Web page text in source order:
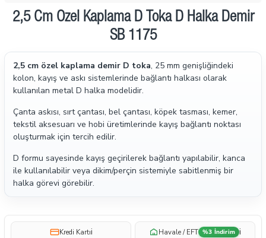
2,5 Cm Özel Kaplama D Toka D Halka Demir
SB 1175
2,5 cm özel kaplama demir D toka, 25 mm genişliğindeki
kolon, kayış ve askı sistemlerinde bağlantı halkası olarak
kullanılan metal D halka modelidir.
Çanta askısı, sırt çantası, bel çantası, köpek tasması, kemer,
tekstil aksesuarı ve hobi üretimlerinde kayış bağlantı noktası
oluşturmak için tercih edilir.
D formu sayesinde kayış geçirilerek bağlantı yapılabilir, kanca
ile kullanılabilir veya dikim/perçin sistemiyle sabitlenmiş bir
halka görevi görebilir.
Kredi Kartıi Havale / EFT %3 İndirim i